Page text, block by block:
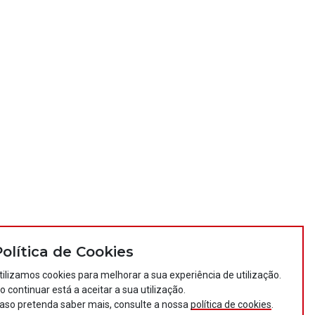
de Cookies
cookies para melhorar a sua experiência de utilização.
continuar está a aceitar a sua utilização.
pretenda saber mais, consulte a nossa política de cookies